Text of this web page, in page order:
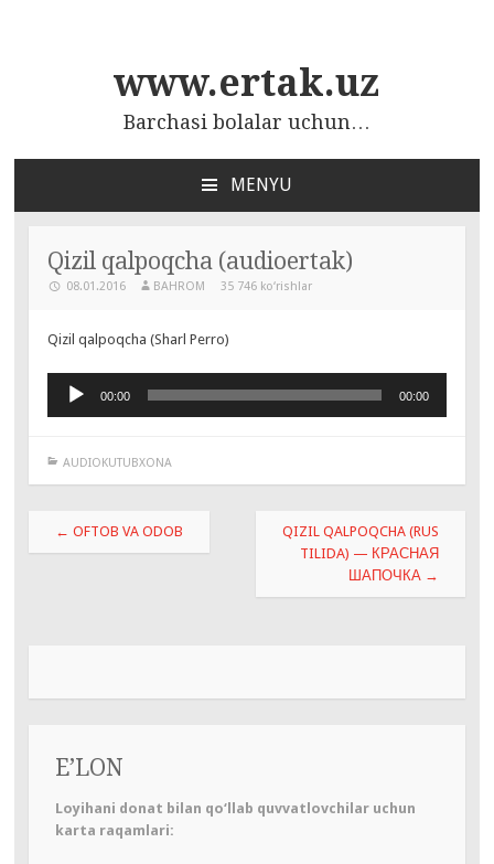
www.ertak.uz
Barchasi bolalar uchun…
MENYU
СОДЕРЖАНИЮ
Qizil qalpoqcha (audioertak)
08.01.2016 BAHROM 35 746 ko‘rishlar
Qizil qalpoqcha (Sharl Perro)
Аудиоплеер
00:00 00:00
AUDIOKUTUBXONA
Навигация
по
← OFTOB VA ODOB
QIZIL QALPOQCHA (RUS
TILIDA) — КРАСНАЯ
ШАПОЧКА →
E’LON
Loyihani donat bilan qo‘llab quvvatlovchilar uchun
karta raqamlari: